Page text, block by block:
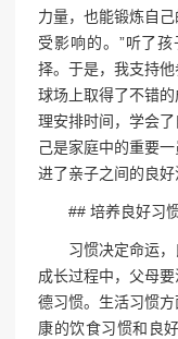
力量，也能锻炼自
受影响的。”听了
择。于是，我支持
球场上取得了不错
理安排时间，学会
己是家庭中的重要
进了亲子之间的良好
## 培养良好习
习惯决定命运
成长过程中，父母
德习惯。生活习惯
康的饮食习惯和良